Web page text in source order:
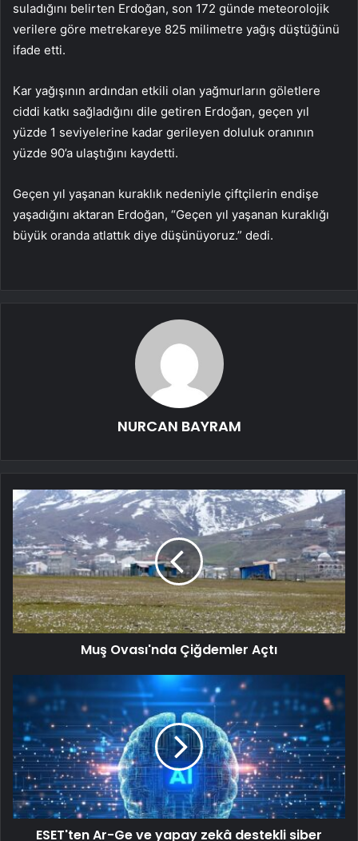
suladığını belirten Erdoğan, son 172 günde meteorolojik
verilere göre metrekareye 825 milimetre yağış düştüğünü
ifade etti.
Kar yağışının ardından etkili olan yağmurların göletlere
ciddi katkı sağladığını dile getiren Erdoğan, geçen yıl
yüzde 1 seviyelerine kadar gerileyen doluluk oranının
yüzde 90’a ulaştığını kaydetti.
Geçen yıl yaşanan kuraklık nedeniyle çiftçilerin endişe
yaşadığını aktaran Erdoğan, “Geçen yıl yaşanan kuraklığı
büyük oranda atlattık diye düşünüyoruz.” dedi.
NURCAN BAYRAM
Muş Ovası'nda Çiğdemler Açtı
ESET'ten Ar-Ge ve yapay zekâ destekli siber